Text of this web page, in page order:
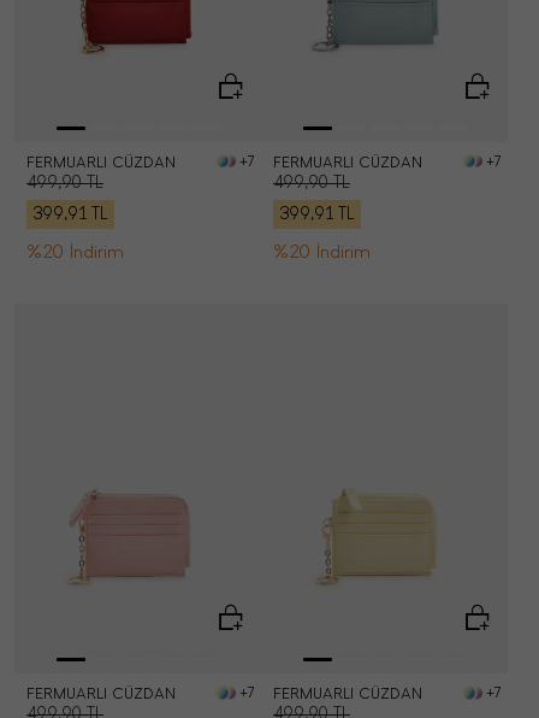
FERMUARLI CÜZDAN +7
499,90TL
399,91 TL
%20 İndirim
FERMUARLI CÜZDAN +7
499,90TL
399,91 TL
%20 İndirim
FERMUARLI CÜZDAN +7
499,90TL
FERMUARLI CÜZDAN +7
499,90TL